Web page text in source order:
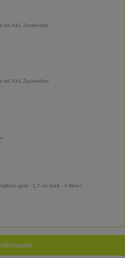
mit XXL Zackenlitze
mit XXL Zackenlitze
gold - 1,7 cm breit - 3 Meter